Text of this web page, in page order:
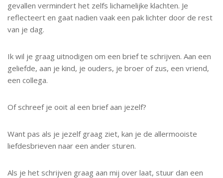
gevallen vermindert het zelfs lichamelijke klachten. Je
reflecteert en gaat nadien vaak een pak lichter door de rest
van je dag.
Ik wil je graag uitnodigen om een brief te schrijven. Aan een
geliefde, aan je kind, je ouders, je broer of zus, een vriend,
een collega.
Of schreef je ooit al een brief aan jezelf?
Want pas als je jezelf graag ziet, kan je de allermooiste
liefdesbrieven naar een ander sturen.
Als je het schrijven graag aan mij over laat, stuur dan een